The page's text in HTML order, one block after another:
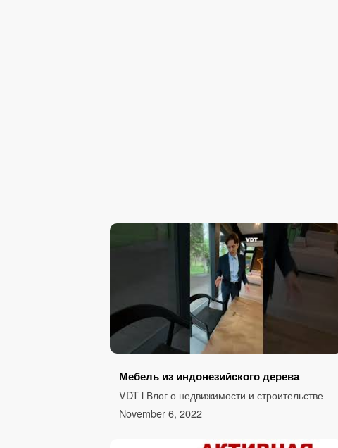
Мебель из индонезийского дерева
VDT l Влог о недвижимости и строительстве
November 6, 2022